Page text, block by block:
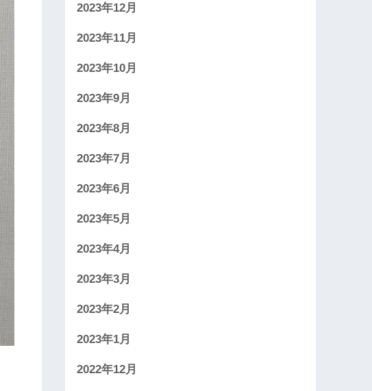
2023年12月
2023年11月
2023年10月
2023年9月
2023年8月
2023年7月
2023年6月
2023年5月
2023年4月
2023年3月
2023年2月
2023年1月
2022年12月